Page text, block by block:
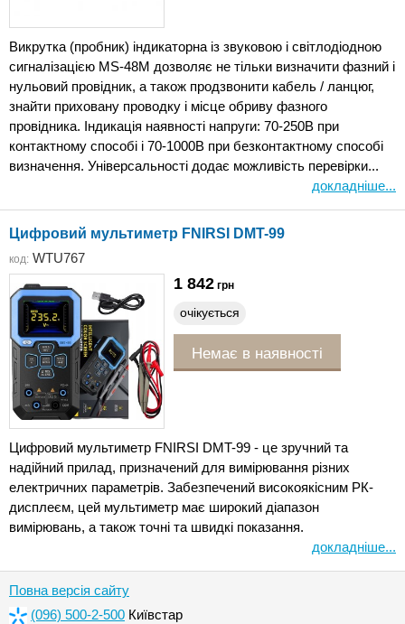
Викрутка (пробник) індикаторна із звуковою і світлодіодною
сигналізацією MS-48M дозволяє не тільки визначити фазний і
нульовий провідник, а також продзвонити кабель / ланцюг,
знайти приховану проводку і місце обриву фазного
провідника. Індикація наявності напруги: 70-250В при
контактному способі і 70-1000В при безконтактному способі
визначення. Універсальності додає можливість перевірки...
докладніше...
Цифровий мультиметр FNIRSI DMT-99
код: WTU767
1 842 грн
очікується
Немає в наявності
Цифровий мультиметр FNIRSI DMT-99 - це зручний та
надійний прилад, призначений для вимірювання різних
електричних параметрів. Забезпечений високоякісним РК-
дисплеєм, цей мультиметр має широкий діапазон
вимірювань, а також точні та швидкі показання.
докладніше...
Повна версія сайту
(096) 500-2-500 Київстар